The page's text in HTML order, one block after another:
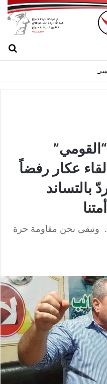
عيد الجيش
عكار رفضاً
بالتساند
ونبقى نحن مقاومة حرة